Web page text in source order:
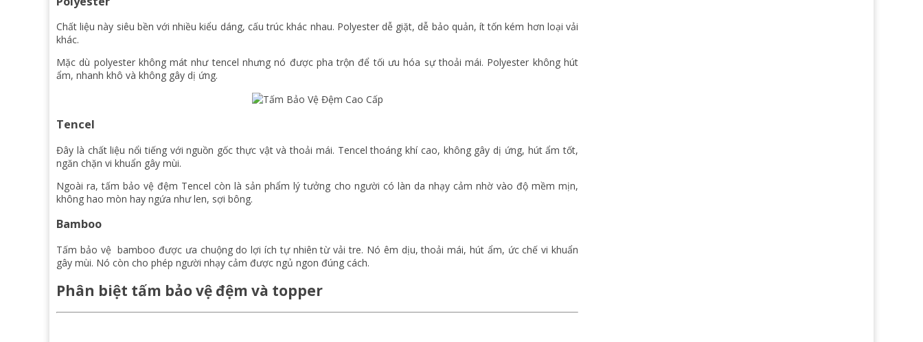
Chất liệu này siêu bền với nhiều kiểu dáng, cấu trúc khác nhau. Polyester dễ giặt, dễ bảo quản, ít tốn kém hơn loại vải
khác.
Mặc dù polyester không mát như tencel nhưng nó được pha trộn để tối ưu hóa sự thoải mái. Polyester không hút
ẩm, nhanh khô và không gây dị ứng.
Tencel
Đây là chất liệu nổi tiếng với nguồn gốc thực vật và thoải mái. Tencel thoáng khí cao, không gây dị ứng, hút ẩm tốt,
ngăn chặn vi khuẩn gây mùi.
Ngoài ra, tấm bảo vệ đệm Tencel còn là sản phẩm lý tưởng cho người có làn da nhạy cảm nhờ vào độ mềm mịn,
không hao mòn hay ngứa như len, sợi bông.
Bamboo
Tấm bảo vệ bamboo được ưa chuộng do lợi ích tự nhiên từ vải tre. Nó êm dịu, thoải mái, hút ẩm, ức chế vi khuẩn
gây mùi. Nó còn cho phép người nhạy cảm được ngủ ngon đúng cách.
Phân biệt tấm bảo vệ đệm và topper